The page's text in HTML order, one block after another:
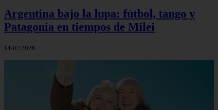
Argentina bajo la lupa: fútbol, tango y
Patagonia en tiempos de Milei
14/07/2026